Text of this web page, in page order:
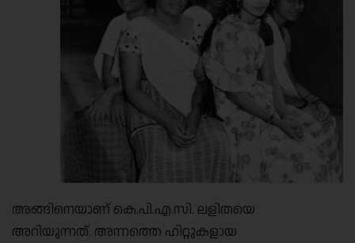
അങ്ങിനെയാണ് കെ.പി.എ.സി. ലളിതയെ
അറിയുന്നത്. അന്നത്തെ ഹിറ്റുകളായ